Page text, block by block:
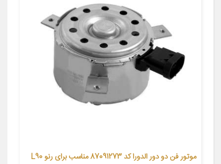
موتور فن دو دور الدورا کد 87091273 مناسب برای رنو L90